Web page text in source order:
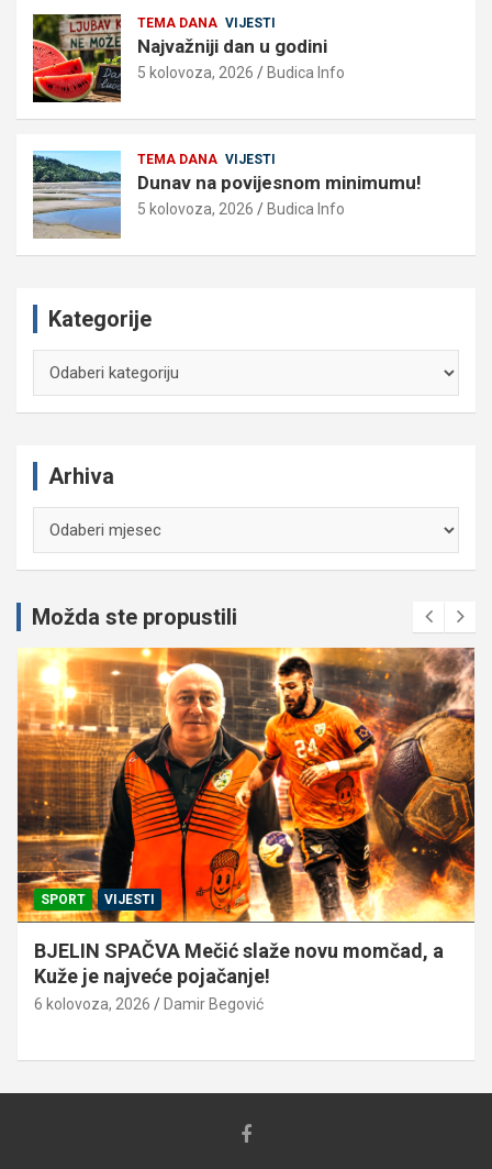
TEMA DANA VIJESTI
Najvažniji dan u godini
5 kolovoza, 2026 Budica Info
TEMA DANA VIJESTI
Dunav na povijesnom minimumu!
5 kolovoza, 2026 Budica Info
Kategorije
Arhiva
Možda ste propustili
SPORT VIJESTI
BJELIN SPAČVA Mečić slaže novu momčad, a
Kuže je najveće pojačanje!
6 kolovoza, 2026 Damir Begović